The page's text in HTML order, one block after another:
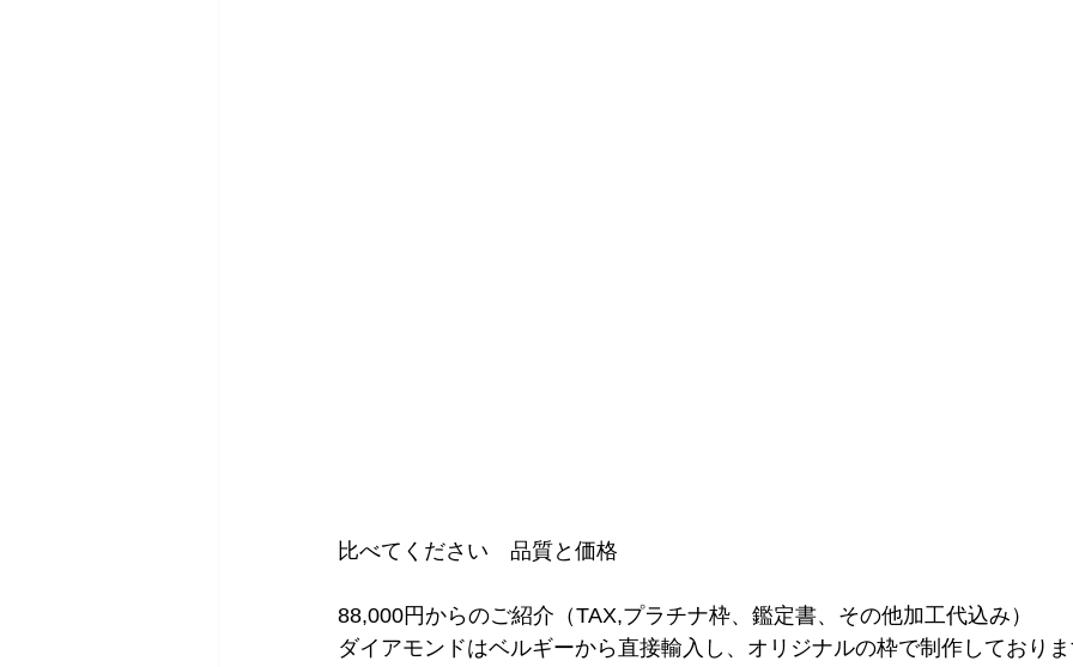
比べてください　品質と価格
88,000円からのご紹介（TAX,プラチナ枠、鑑定書、その他加工代込み）
ダイアモンドはベルギーから直接輸入し、オリジナルの枠で制作しておりま